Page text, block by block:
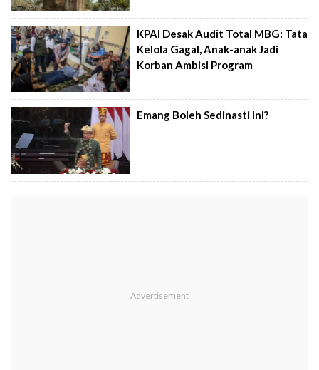
KPAI Desak Audit Total MBG: Tata
Kelola Gagal, Anak-anak Jadi
Korban Ambisi Program
Emang Boleh Sedinasti Ini?